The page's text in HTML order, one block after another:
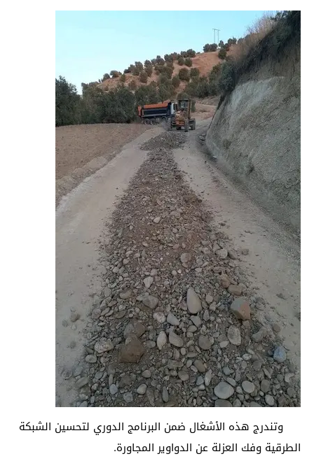
وتندرج هذه الأشغال ضمن البرنامج الدوري لتحسين الشبكة
الطرقية وفك العزلة عن الدواوير المجاورة.